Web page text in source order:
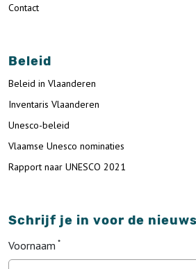
Contact
Beleid
Beleid in Vlaanderen
Inventaris Vlaanderen
Unesco-beleid
Vlaamse Unesco nominaties
Rapport naar UNESCO 2021
Schrijf je in voor de
Voornaam